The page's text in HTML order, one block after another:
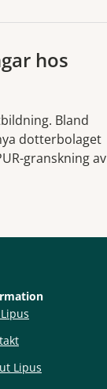
hos
Bland
dotterbolaget
granskning av
Lipus